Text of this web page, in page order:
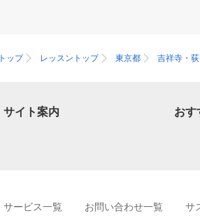
トップ レッスントップ 東京都 吉祥寺・
サイト案内 おす
サービス一覧 お問い合わせ一覧 サ